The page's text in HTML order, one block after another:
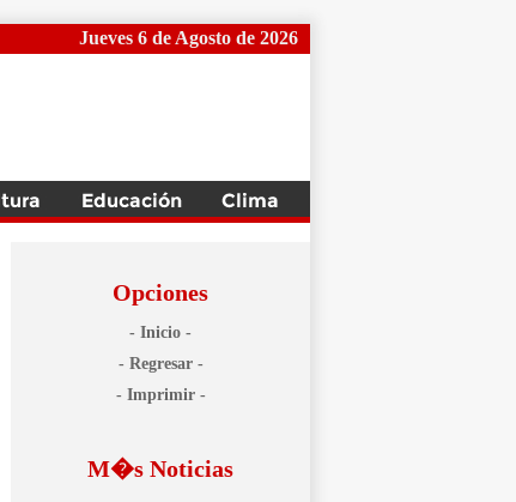
Jueves 6 de Agosto de 2026
Opciones
- Inicio -
- Regresar -
- Imprimir -
M�s Noticias